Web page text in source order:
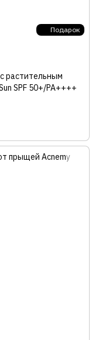
Подарок
растительным
SPF 50+/PA++++